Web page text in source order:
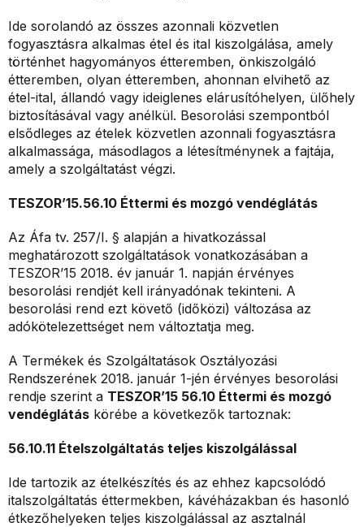
Ide sorolandó az összes azonnali közvetlen
fogyasztásra alkalmas étel és ital kiszolgálása, amely
történhet hagyományos étteremben, önkiszolgáló
étteremben, olyan étteremben, ahonnan elvihető az
étel-ital, állandó vagy ideiglenes elárusítóhelyen, ülőhely
biztosításával vagy anélkül. Besorolási szempontból
elsődleges az ételek közvetlen azonnali fogyasztásra
alkalmassága, másodlagos a létesítménynek a fajtája,
amely a szolgáltatást végzi.
TESZOR’15.56.10 Éttermi és mozgó vendéglátás
Az Áfa tv. 257/I. § alapján a hivatkozással
meghatározott szolgáltatások vonatkozásában a
TESZOR’15 2018. év január 1. napján érvényes
besorolási rendjét kell irányadónak tekinteni. A
besorolási rend ezt követő (időközi) változása az
adókötelezettséget nem változtatja meg.
A Termékek és Szolgáltatások Osztályozási
Rendszerének 2018. január 1-jén érvényes besorolási
rendje szerint a TESZOR’15 56.10 Éttermi és mozgó
vendéglátás körébe a következők tartoznak:
56.10.11 Ételszolgáltatás teljes kiszolgálással
Ide tartozik az ételkészítés és az ehhez kapcsolódó
italszolgáltatás éttermekben, kávéházakban és hasonló
étkezőhelyeken teljes kiszolgálással az asztalnál